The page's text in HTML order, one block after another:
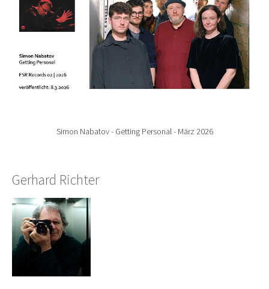
Simon Nabatov - Getting Personal - März 2026
Gerhard Richter